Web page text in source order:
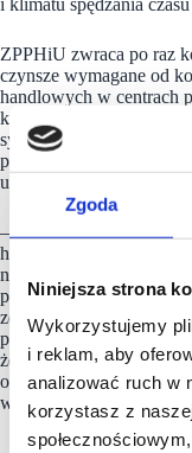
Zgoda
Niniejsza strona
Wykorzystujemy
i reklam, aby
analizować ruch w
korzystasz z
i klimatu spędzania
ZPPHiU zwraca po raz
czynsze wymagane od
handlowych w centrach
które nastały w wyniku
systemowych w tym
pracodawców z sektora
upadłościami, a tym
– Przyglądamy się
handlowych. Staramy się
nie wygląda dobrze.
pozbawione części
zdecydowanie od tego,
przez lata poprzedzające
żeby odpracowywać
obciążenie, z którym nie
wymiarze, jak obecnie –